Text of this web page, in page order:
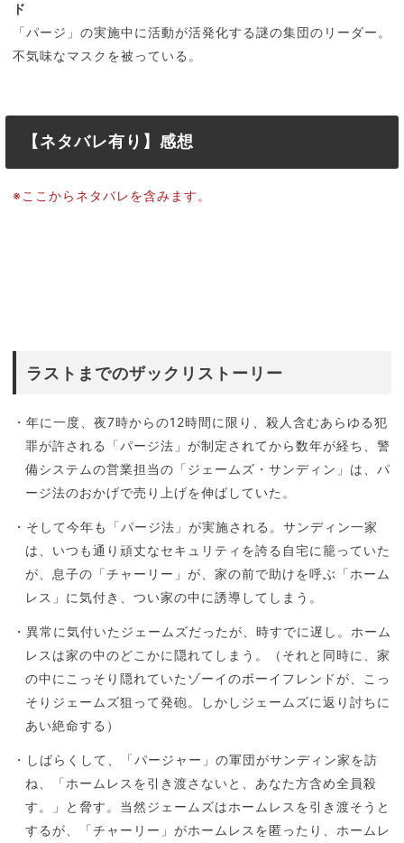
ド
「パージ」の実施中に活動が活発化する謎の集団のリーダー。
不気味なマスクを被っている。
【ネタバレ有り】感想
※ここからネタバレを含みます。
ラストまでのザックリストーリー
・年に一度、夜7時からの12時間に限り、殺人含むあらゆる犯
罪が許される「パージ法」が制定されてから数年が経ち、警
備システムの営業担当の「ジェームズ・サンディン」は、パ
ージ法のおかげで売り上げを伸ばしていた。
・そして今年も「パージ法」が実施される。サンディン一家
は、いつも通り頑丈なセキュリティを誇る自宅に籠っていた
が、息子の「チャーリー」が、家の前で助けを呼ぶ「ホーム
レス」に気付き、つい家の中に誘導してしまう。
・異常に気付いたジェームズだったが、時すでに遅し。ホーム
レスは家の中のどこかに隠れてしまう。（それと同時に、家
の中にこっそり隠れていたゾーイのボーイフレンドが、こっ
そりジェームズ狙って発砲。しかしジェームズに返り討ちに
あい絶命する）
・しばらくして、「パージャー」の軍団がサンディン家を訪
ね、「ホームレスを引き渡さないと、あなた方含め全員殺
す。」と脅す。当然ジェームズはホームレスを引き渡そうと
するが、「チャーリー」がホームレスを匿ったり、ホームレ